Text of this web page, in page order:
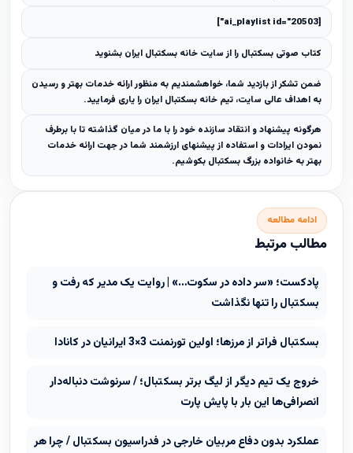
[ai_playlist id="20503"]
کتاب صوتی بسکتبال را از سایت خانه بسکتبال ایران بشنوید
ضمن تشکر از بازدید شما، خواهشمندیم به منظور ارائه خدمات بهتر و رسیدن
به اهداف عالی سایت، تیم خانه بسکتبال ایران را یاری فرمایید.
هرگونه پیشنهاد و انتقاد سازنده خود را با ما در میان گذاشته تا با برطرف
نمودن ایرادات و استفاده از پیشنهای ارزشمند شما در جهت ارائه خدمات
بهتر به خانواده بزرگ بسکتبال بکوشیم.
ادامه مطالعه
مطالب مرتبط
پادکست؛ «سر داده در سکوت…» | روایت یک مدیر که رفت و
بسکتبال را تنها نگذاشت
بسکتبال فراتر از مرزها؛ اولین تورنمنت 3×3 ایرانیان در کانادا
خروج یک تیم دیگر از لیگ برتر بسکتبال؛ / سرنوشت دنباله‌دار
انصرافی‌ها این بار با پایش پارت
عملکرد بدون دفاع مربیان خارجی در فدراسیون بسکتبال / چرا هر